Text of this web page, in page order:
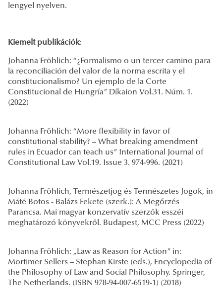
lengyel nyelven.
Kiemelt publikációk:
Johanna Fröhlich: “¿Formalismo o un tercer camino para
la reconciliación del valor de la norma escrita y el
constitucionalismo? Un ejemplo de la Corte
Constitucional de Hungría” Díkaion Vol.31. Núm. 1.
(2022)
Johanna Fröhlich: “More flexibility in favor of
constitutional stability? – What breaking amendment
rules in Ecuador can teach us” International Journal of
Constitutional Law Vol.19. Issue 3. 974-996. (2021)
Johanna Fröhlich, Természetjog és Természetes Jogok, in
Máté Botos - Balázs Fekete (szerk.): A Megőrzés
Parancsa. Mai magyar konzervatív szerzők esszéi
meghatározó könyvekről. Budapest, MCC Press (2022)
Johanna Fröhlich: „Law as Reason for Action” in:
Mortimer Sellers – Stephan Kirste (eds.), Encyclopedia of
the Philosophy of Law and Social Philosophy. Springer,
The Netherlands. (ISBN 978-94-007-6519-1) (2018)